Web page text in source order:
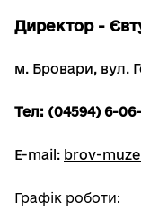
Директор -
м. Бровари, вул.
Тел: (04594) 6-
Е-mail: brov-
Графік роботи: